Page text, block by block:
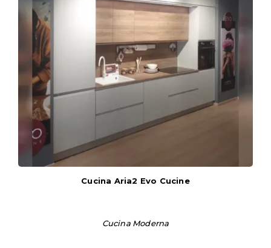
Cucina Aria2 Evo Cucine
Cucina Moderna